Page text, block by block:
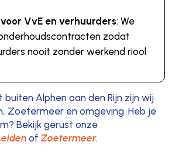
VvE en verhuurders: We
zodat
nooit zonder werkend riool
Alphen aan den Rijn zijn wij
Zoetermeer en omgeving. Heb je
Bekijk gerust onze
of Zoetermeer.